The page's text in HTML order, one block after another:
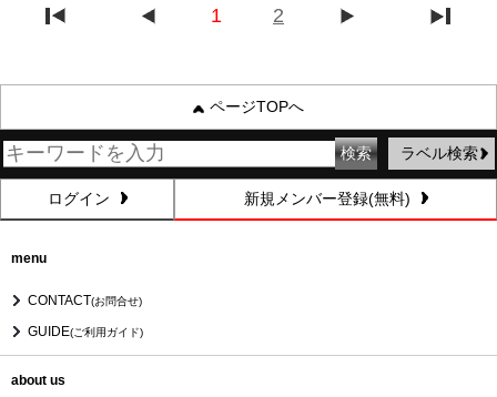
1 2
ページTOPへ
ラベル検索
ログイン 新規メンバー登録(無料)
menu
CONTACT(お問合せ)
GUIDE(ご利用ガイド)
about us